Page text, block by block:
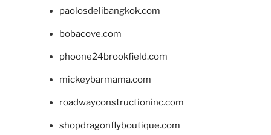
paolosdelibangkok.com
bobacove.com
phoone24brookfield.com
mickeybarmama.com
roadwayconstructioninc.com
shopdragonflyboutique.com